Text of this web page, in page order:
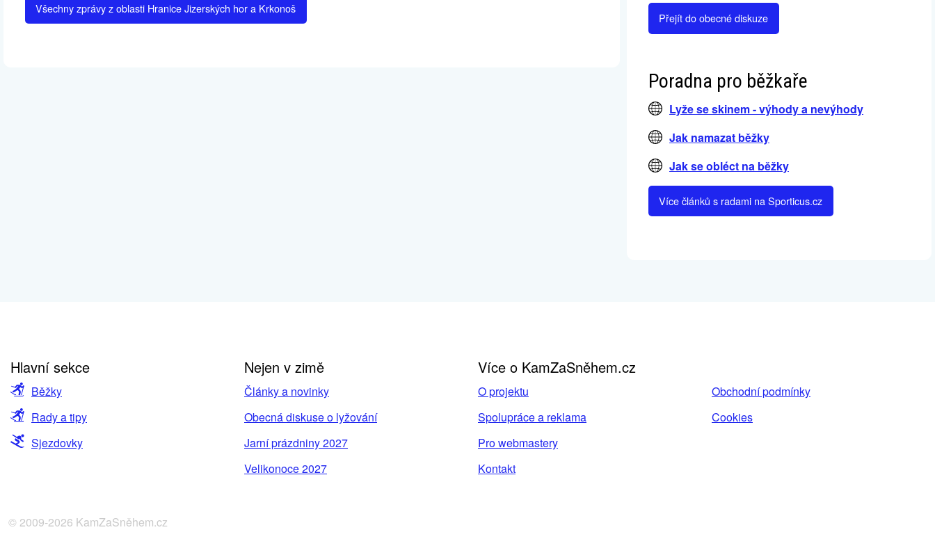
Všechny zprávy z oblasti Hranice Jizerských hor a Krkonoš
Přejít do obecné diskuze
Poradna pro běžkaře
Lyže se skinem - výhody a nevýhody
Jak namazat běžky
Jak se obléct na běžky
Více článků s radami na Sporticus.cz
Hlavní sekce
Běžky
Rady a tipy
Sjezdovky
Nejen v zimě
Články a novinky
Obecná diskuse o lyžování
Jarní prázdniny 2027
Velikonoce 2027
Více o KamZaSněhem.cz
O projektu
Spolupráce a reklama
Pro webmastery
Kontakt
Obchodní podmínky
Cookies
© 2009-2026 KamZaSněhem.cz